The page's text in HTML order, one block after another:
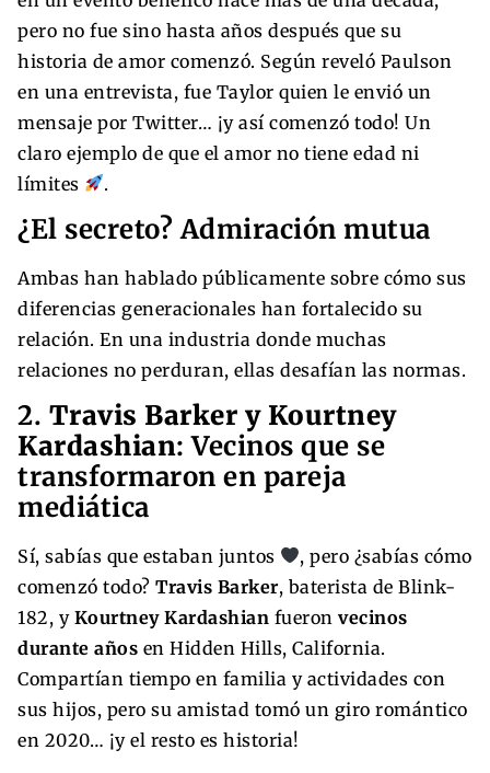
pero no fue sino hasta años después que su
historia de amor comenzó. Según reveló Paulson
en una entrevista, fue Taylor quien le envió un
mensaje por Twitter… ¡y así comenzó todo! Un
claro ejemplo de que el amor no tiene edad ni
límites
.
¿El secreto? Admiración mutua
Ambas han hablado públicamente sobre cómo sus
diferencias generacionales han fortalecido su
relación. En una industria donde muchas
relaciones no perduran, ellas desafían las normas.
2. Travis Barker y Kourtney
Kardashian: Vecinos que se
transformaron en pareja
mediática
Sí, sabías que estaban juntos
, pero ¿sabías cómo
comenzó todo? Travis Barker, baterista de Blink-
182, y Kourtney Kardashian fueron vecinos
durante años en Hidden Hills, California.
Compartían tiempo en familia y actividades con
sus hijos, pero su amistad tomó un giro romántico
en 2020… ¡y el resto es historia!